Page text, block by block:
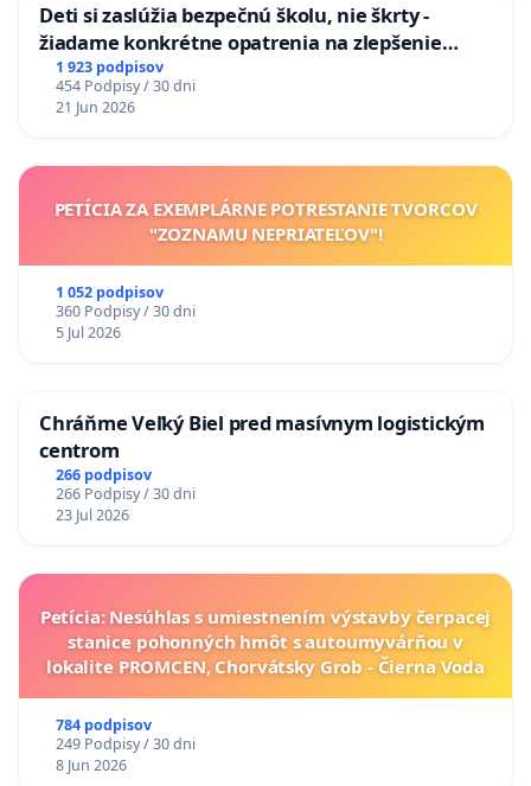
Deti si zaslúžia bezpečnú školu, nie škrty -
žiadame konkrétne opatrenia na zlepšenie
situácie v školstve
1 923 podpisov
454 Podpisy / 30 dni
21 Jun 2026
PETÍCIA ZA EXEMPLÁRNE POTRESTANIE TVORCOV
"ZOZNAMU NEPRIATEĽOV"!
1 052 podpisov
360 Podpisy / 30 dni
5 Jul 2026
Chráňme Veľký Biel pred masívnym logistickým
centrom
266 podpisov
266 Podpisy / 30 dni
23 Jul 2026
Petícia: Nesúhlas s umiestnením výstavby čerpacej
stanice pohonných hmôt s autoumyvárňou v
lokalite PROMCEN, Chorvátsky Grob - Čierna Voda
784 podpisov
249 Podpisy / 30 dni
8 Jun 2026